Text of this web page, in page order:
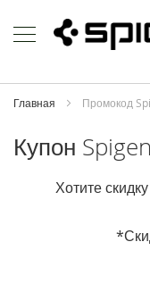
to
Content
h
o
Главная Промокод
Купон Spigen
Хотите